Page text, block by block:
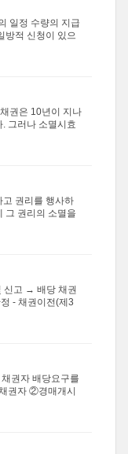
일정 수량의 지급
방적 신청이 있으
을 명하는 재판
)라고도 한다. 지
권은 10년이 지나
그러나 소멸시효
나 가압류, 가처
중단되기에, 만일
고 권리를 행사하
그 권리의 소멸을
행사로 그 권리
같으나 소급효
신고 → 배당 채권
- 채권이전(제3
압류로 전이하는
압류송달증명을
권자 배당요구를
권자 ②경매개시
, 상법 및 기타
에 한함. <배당요